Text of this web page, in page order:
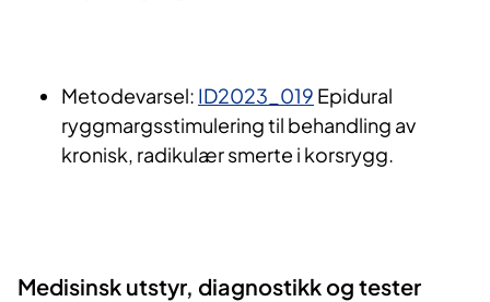
Metodevarsel: ID2023_019 Epidural
ryggmargsstimulering til behandling av
kronisk, radikulær smerte i korsrygg.
Medisinsk​ utstyr, diagnostikk og tester​